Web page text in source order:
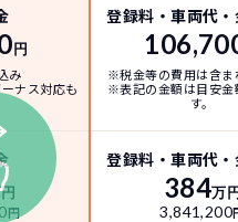
円
み
ナス対応も
登録料・車両代
※税金等の費用は含ま
※表記の金額は目安金
す。
円
登録料・車両代
384万
3,841,200